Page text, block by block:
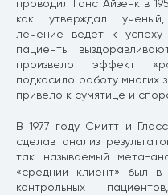
проводил Ганс Айзенк в
как утверждал
лечение ведет к
пациенты
произвело эффект
подкосило работу многих
привело к сумятице и
В 1977 году Смитт и
сделав анализ
так называемый мета-
«средний клиент» был
контрольных